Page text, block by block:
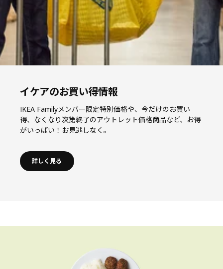
イケアのお買い得情報
IKEA Familyメンバー限定特別価格や、今だけのお買い
得、なくなり次第終了のアウトレット価格商品など、お得
がいっぱい！お見逃しなく。
詳しく見る